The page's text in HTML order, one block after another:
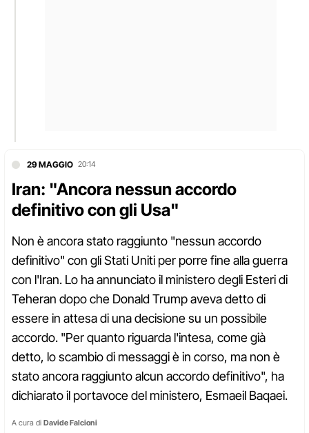
29 MAGGIO 20:14
Iran: "Ancora nessun accordo
definitivo con gli Usa"
Non è ancora stato raggiunto "nessun accordo
definitivo" con gli Stati Uniti per porre fine alla guerra
con l'Iran. Lo ha annunciato il ministero degli Esteri di
Teheran dopo che Donald Trump aveva detto di
essere in attesa di una decisione su un possibile
accordo. "Per quanto riguarda l'intesa, come già
detto, lo scambio di messaggi è in corso, ma non è
stato ancora raggiunto alcun accordo definitivo", ha
dichiarato il portavoce del ministero, Esmaeil Baqaei.
A cura di Davide Falcioni